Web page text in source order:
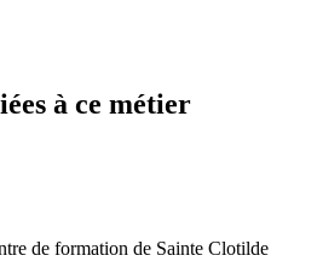
à ce métier
de formation de Sainte Clotilde